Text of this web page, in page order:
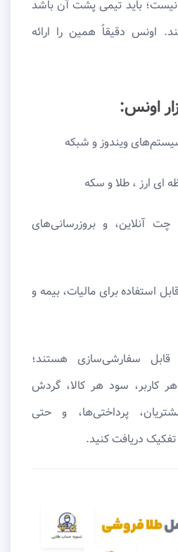
نیست؛ باید تیمی پشت آن باشد
اونس دقیقاً همین را ارائه
اونس:
ویندوز و شبکه
ای ارز ، طلا و سکه
چت آنلاین، و بروزرسانی‌های
استفاده برای مالیات، بیمه و
قابل سفارشی‌سازی هستند؛
کاربر، سود هر کالا، گردش
پرداختی‌ها، و حتی
دریافت کنید.